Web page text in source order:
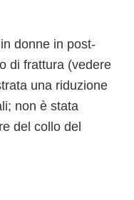
donne in post-
di frattura (vedere
una riduzione
non è stata
del collo del